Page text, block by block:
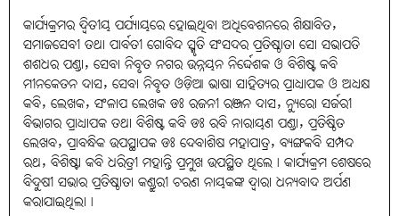
କାର୍ଯ୍ୟକ୍ରମର ଦ୍ୱିତୀୟ ପର୍ଯ୍ୟାୟରେ ହୋଇଥିବା ଅଧିବେଶନରେ ଶିକ୍ଷାବିତ,
ସମାଜସେବୀ ତଥା ପାର୍ବତୀ ଗୋବିନ୍ଦ ସ୍ମୃତି ସଂସଦର ପ୍ରତିଷ୍ଠାତା ସୋ ସଭାପତି
ଶଶଧର ପଣ୍ଡା, ସେବା ନିବୃତ ନଗର ଉନ୍ନୟନ ନିର୍ଦ୍ଦେଶକ ଓ ବିଶିଷ୍ଟ କବି
ମୀନକେତନ ଦାସ, ସେବା ନିବୃତ ଓଡ଼ିଆ ଭାଷା ସାହିତ୍ୟର ପ୍ରାଧ୍ୟାପକ ଓ ଅଧ୍ୟକ୍ଷ
କବି, ଲେଖକ, ସଂଳାପ ଲେଖକ ଡଃ ରଜନୀ ରଞ୍ଜନ ଦାସ, ନ୍ୟୁରୋ ସର୍ଜରୀ
ବିଭାଗର ପ୍ରାଧ୍ୟାପକ ତଥା ବିଶିଷ୍ଟ କବି ଡଃ ରବି ନାରାୟଣ ପଣ୍ଡା, ପ୍ରତିଷ୍ଠିତ
ଲେଖବ, ପ୍ରାବନ୍ଧିକ ଉପସ୍ଥାପକ ଡଃ ଦେବାଶିଷ ମହାପାତ୍ର, ବ୍ୟଙ୍ଗକବି ସମ୍ପଦ
ରଥ, ବିଶିଷ୍ଟା କବି ଧରିତ୍ରୀ ମହାନ୍ତି ପ୍ରମୁଖ ଉପସ୍ଥିତ ଥିଲେ। କାର୍ଯ୍ୟକ୍ରମ ଶେଷରେ
ବିଦୁଷୀ ସଭାର ପ୍ରତିଷ୍ଠାତା କଣ୍ଡୁରୀ ଚରଣ ନାୟକଙ୍କ ଦ୍ୱାରା ଧନ୍ୟବାଦ ଅର୍ପଣ
କରାଯାଇଥିଲା।